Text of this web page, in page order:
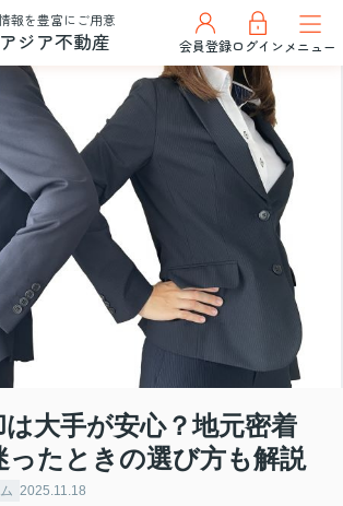
報を豊富にご用意
ジア不動産 会員登録ログインメニュー
大手が安心？地元密着
ったときの選び方も解説
2025.11.18